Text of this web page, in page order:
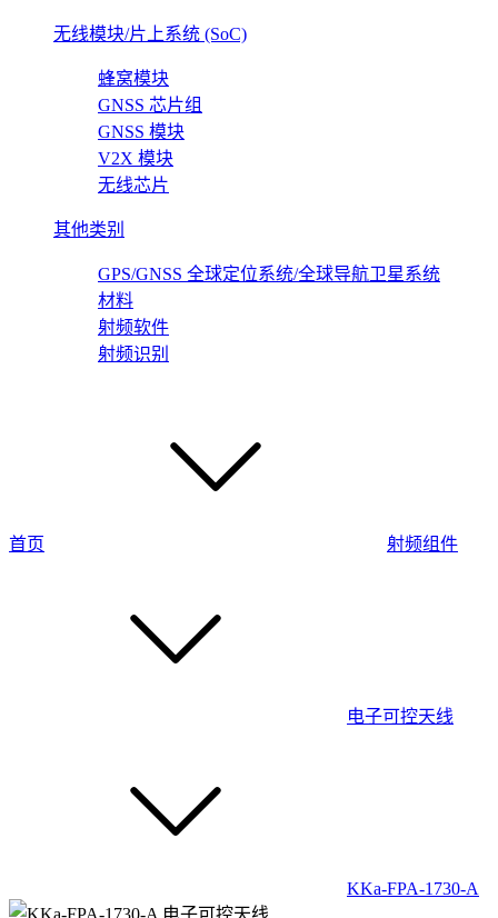
无线模块/片上系统 (SoC)
蜂窝模块
GNSS 芯片组
GNSS 模块
V2X 模块
无线芯片
其他类别
GPS/GNSS 全球定位系统/全球导航卫星系统
材料
射频软件
射频识别
首页 射频组件
电子可控天线
KKa-FPA-1730-A